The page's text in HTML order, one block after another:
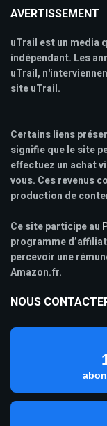
AVERTISSEMENT
uTrail est un media
indépendant. Les
uTrail,
site uTrail.
Certains liens
signifie que le site
effectuez un achat
vous. Ces revenus
production de
Ce site participe au
programme
percevoir une
Amazon.fr.
NOUS